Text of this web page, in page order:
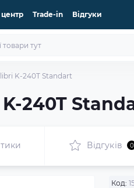
Trade-in Відгуки
K-240T Standart
240T
Відгуків 0
Код: